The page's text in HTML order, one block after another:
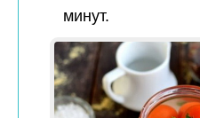
минут.